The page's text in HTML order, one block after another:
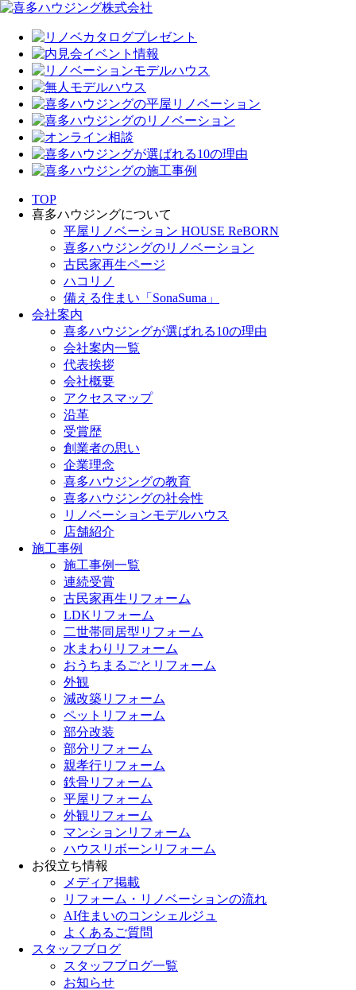
TOP
喜多ハウジングについて
平屋リノベーション HOUSE ReBORN
喜多ハウジングのリノベーション
古民家再生ページ
ハコリノ
備える住まい「SonaSuma」
会社案内
喜多ハウジングが選ばれる10の理由
会社案内一覧
代表挨拶
会社概要
アクセスマップ
沿革
受賞歴
創業者の思い
企業理念
喜多ハウジングの教育
喜多ハウジングの社会性
リノベーションモデルハウス
店舗紹介
施工事例
施工事例一覧
連続受賞
古民家再生リフォーム
LDKリフォーム
二世帯同居型リフォーム
水まわりリフォーム
おうちまるごとリフォーム
外観
減改築リフォーム
ペットリフォーム
部分改装
部分リフォーム
親孝行リフォーム
鉄骨リフォーム
平屋リフォーム
外観リフォーム
マンションリフォーム
ハウスリボーンリフォーム
お役立ち情報
メディア掲載
リフォーム・リノベーションの流れ
AI住まいのコンシェルジュ
よくあるご質問
スタッフブログ
スタッフブログ一覧
お知らせ